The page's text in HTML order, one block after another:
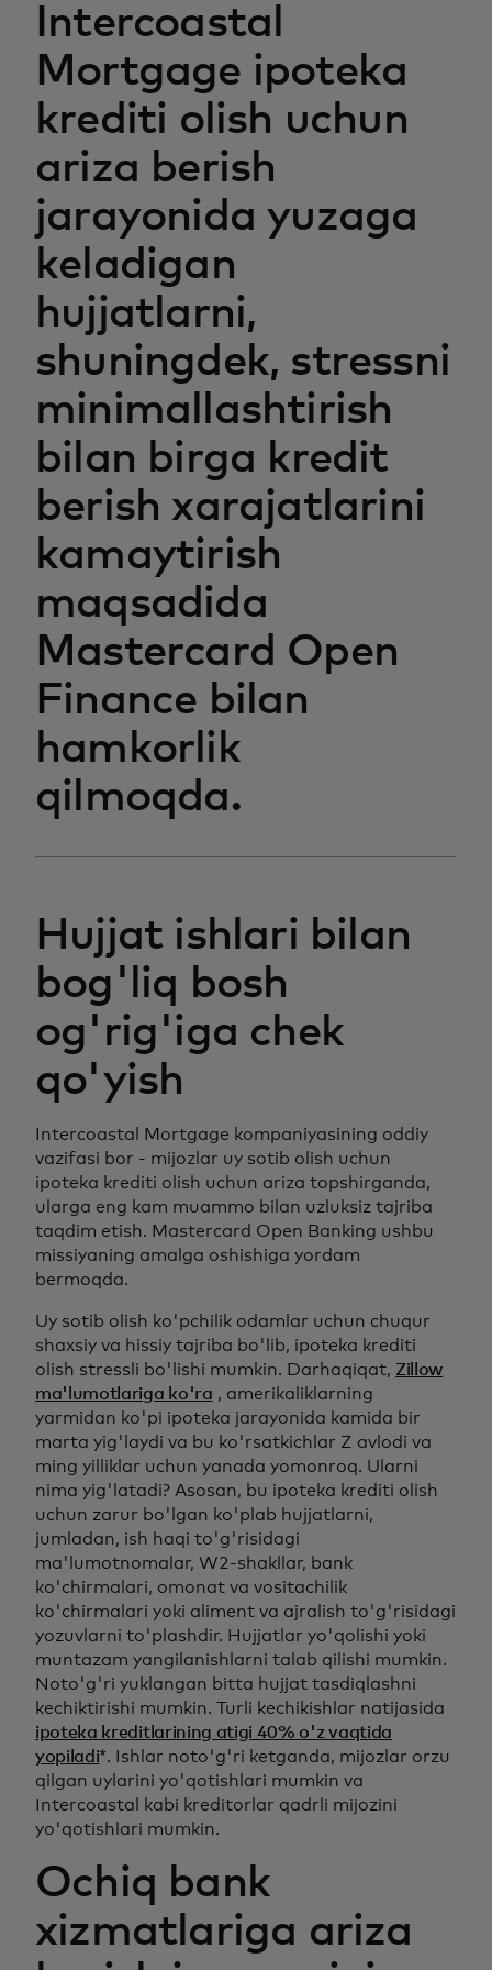
Intercoastal
Mortgage ipoteka
krediti olish uchun
ariza berish
jarayonida yuzaga
keladigan
hujjatlarni,
shuningdek, stressni
minimallashtirish
bilan birga kredit
berish xarajatlarini
kamaytirish
maqsadida
Mastercard Open
Finance bilan
hamkorlik
qilmoqda.
Hujjat ishlari bilan
bog'liq bosh
og'rig'iga chek
qo'yish
Intercoastal Mortgage kompaniyasining oddiy
vazifasi bor - mijozlar uy sotib olish uchun
ipoteka krediti olish uchun ariza topshirganda,
ularga eng kam muammo bilan uzluksiz tajriba
taqdim etish. Mastercard Open Banking ushbu
missiyaning amalga oshishiga yordam
bermoqda.
Uy sotib olish ko'pchilik odamlar uchun chuqur
shaxsiy va hissiy tajriba bo'lib, ipoteka krediti
olish stressli bo'lishi mumkin. Darhaqiqat, Zillow
ma'lumotlariga ko'ra , amerikaliklarning
yarmidan ko'pi ipoteka jarayonida kamida bir
marta yig'laydi va bu ko'rsatkichlar Z avlodi va
ming yilliklar uchun yanada yomonroq. Ularni
nima yig'latadi? Asosan, bu ipoteka krediti olish
uchun zarur bo'lgan ko'plab hujjatlarni,
jumladan, ish haqi to'g'risidagi
ma'lumotnomalar, W2-shakllar, bank
ko'chirmalari, omonat va vositachilik
ko'chirmalari yoki aliment va ajralish to'g'risidagi
yozuvlarni to'plashdir. Hujjatlar yo'qolishi yoki
muntazam yangilanishlarni talab qilishi mumkin.
Noto'g'ri yuklangan bitta hujjat tasdiqlashni
kechiktirishi mumkin. Turli kechikishlar natijasida
ipoteka kreditlarining atigi 40% o'z vaqtida
yopiladi*. Ishlar noto'g'ri ketganda, mijozlar orzu
qilgan uylarini yo'qotishlari mumkin va
Intercoastal kabi kreditorlar qadrli mijozini
yo'qotishlari mumkin.
Ochiq bank
xizmatlariga ariza